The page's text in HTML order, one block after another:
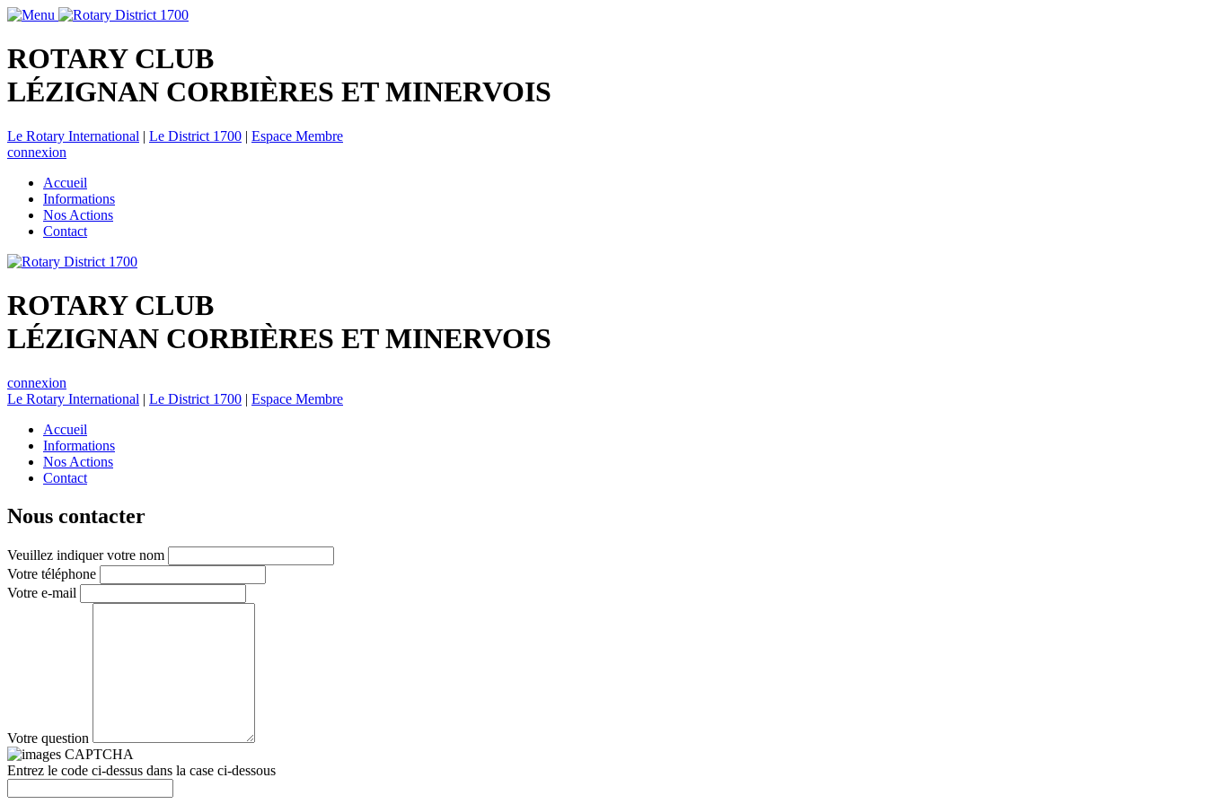
ROTARY CLUB
LÉZIGNAN CORBIÈRES ET MINERVOIS
Le Rotary International | Le District 1700 | Espace Membre
connexion
Accueil
Informations
Nos Actions
Contact
ROTARY CLUB
LÉZIGNAN CORBIÈRES ET MINERVOIS
connexion
Le Rotary International | Le District 1700 | Espace Membre
Accueil
Informations
Nos Actions
Contact
Nous contacter
Veuillez indiquer votre nom
Votre téléphone
Votre e-mail
Votre question
Entrez le code ci-dessus dans la case ci-dessous